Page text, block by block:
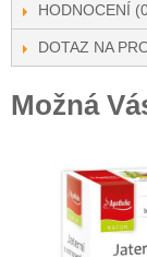
HODNOCENÍ
DOTAZ NA
Možná